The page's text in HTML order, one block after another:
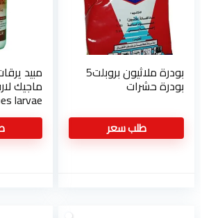
بودرة ملاثيون بروبلت5
بودرة حشرات
طلب سعر
مبيد
larvae
killer